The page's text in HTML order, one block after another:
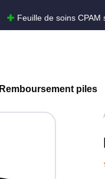
Feuille de soins CPAM
Remboursement piles